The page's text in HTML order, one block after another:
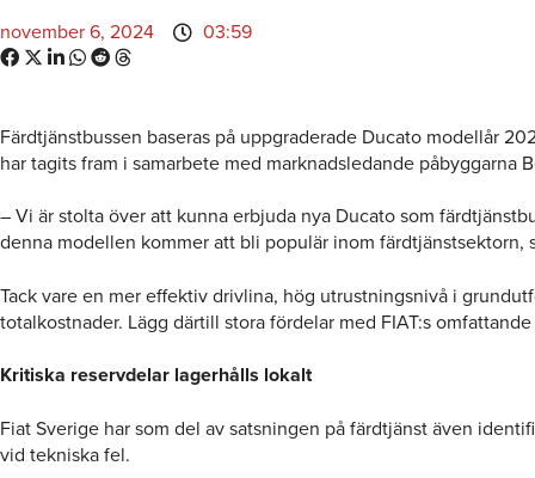
november 6, 2024 03:59
Färdtjänstbussen baseras på uppgraderade Ducato modellår
har tagits fram i samarbete med marknadsledande påbyggarna
– Vi är stolta över att kunna erbjuda nya Ducato som
denna modellen kommer att bli populär inom
Tack vare en mer effektiv drivlina, hög utrustningsnivå i
totalkostnader. Lägg därtill stora fördelar med FIAT:s
Kritiska reservdelar lagerhålls lokalt
Fiat Sverige har som del av satsningen på färdtjänst även
vid tekniska fel.